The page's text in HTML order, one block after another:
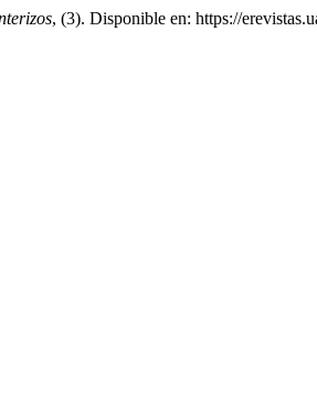
, (3). Disponible en: https://